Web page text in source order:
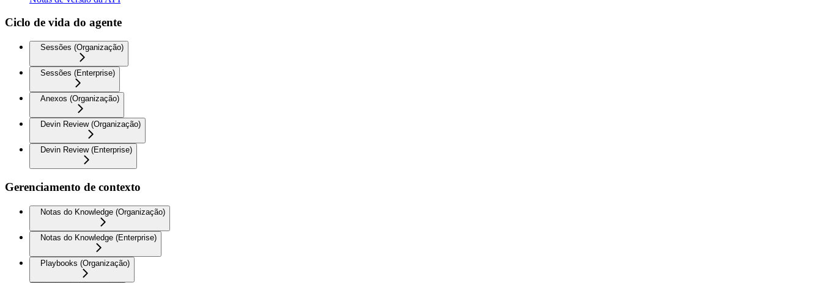
Ciclo de vida do agente
Sessões (Organização)
Sessões (Enterprise)
Anexos (Organização)
Devin Review (Organização)
Devin Review (Enterprise)
Gerenciamento de contexto
Notas do Knowledge (Organização)
Notas do Knowledge (Enterprise)
Playbooks (Organização)